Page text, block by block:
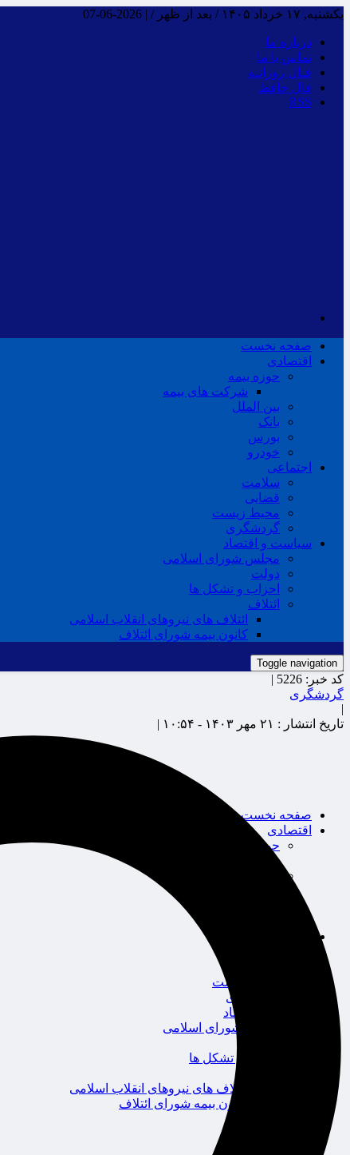
یکشنبه, ۱۷ خرداد ۱۴۰۵ / بعد از ظهر / |
2026-06-07
درباره ما
تماس با ما
فـال روزانـه
فال حافظ
RSS
صفحه نخست
اقتصادی
حوزه بیمه
شرکت های بیمه
بین الملل
بانک
بورس
خودرو
اجتماعی
سلامت
قضایی
محیط زیست
گردشگری
سیاست و اقتصاد
مجلس شورای اسلامی
دولت
احزاب و تشکل ها
ائتلاف
ائتلاف های نیروهای انقلاب اسلامی
کانون بیمه شورای ائتلاف
Toggle navigation
صفحه نخست
اقتصادی
حوزه بیمه
محیط زیست
گردشگری
سیاست و اقتصاد
مجلس شورای اسلامی
احزاب و تشکل ها
ائتلاف های نیروهای انقلاب اسلامی
کانون بیمه شورای ائتلاف
کد خبر: 5226 |
گردشگری
|
تاریخ انتشار : ۲۱ مهر ۱۴۰۳ - ۱۰:۵۴ |